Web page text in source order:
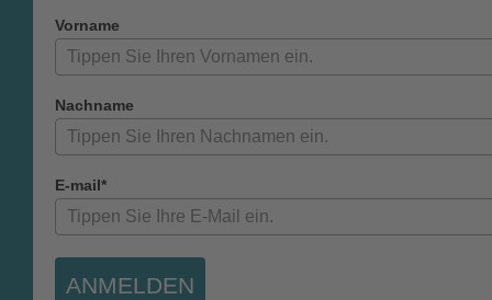
Vorname
Nachname
E-mail*
ANMELDEN